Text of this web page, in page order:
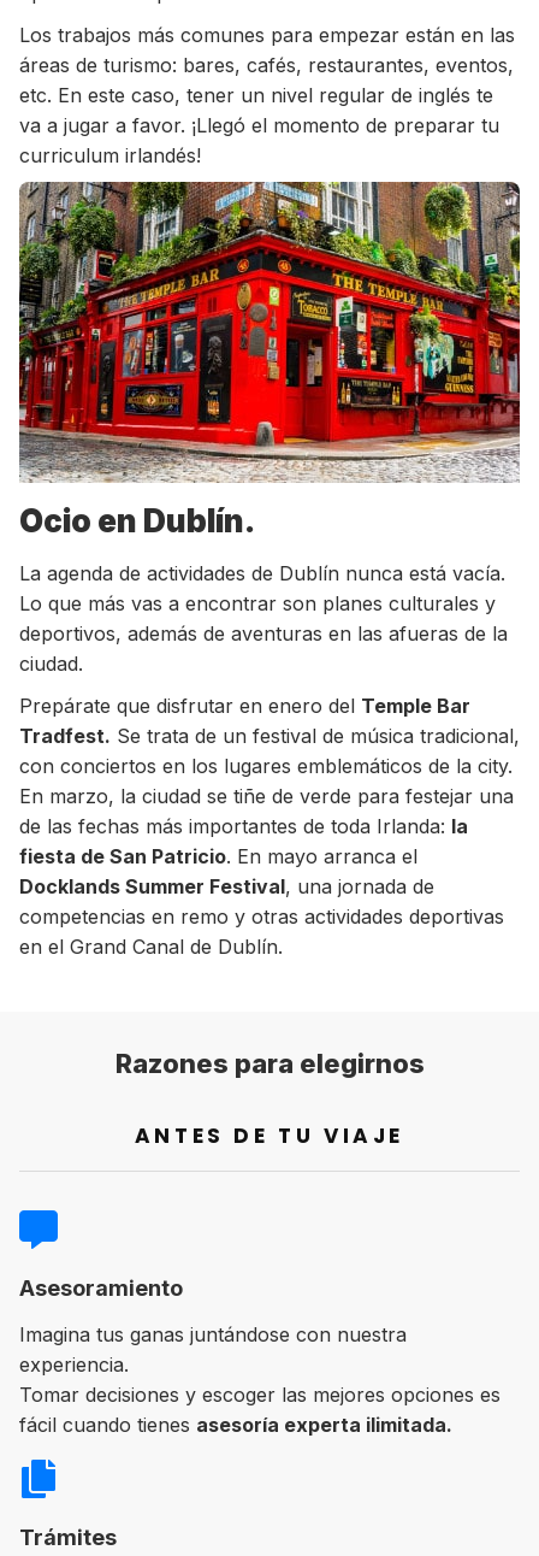
Los trabajos más comunes para empezar están en las
áreas de turismo: bares, cafés, restaurantes, eventos,
etc. En este caso, tener un nivel regular de inglés te
va a jugar a favor. ¡Llegó el momento de preparar tu
curriculum irlandés!
Ocio en Dublín.
La agenda de actividades de Dublín nunca está vacía.
Lo que más vas a encontrar son planes culturales y
deportivos, además de aventuras en las afueras de la
ciudad.
Prepárate que disfrutar en enero del Temple Bar
Tradfest. Se trata de un festival de música tradicional,
con conciertos en los lugares emblemáticos de la city.
En marzo, la ciudad se tiñe de verde para festejar una
de las fechas más importantes de toda Irlanda: la
fiesta de San Patricio. En mayo arranca el
Docklands Summer Festival, una jornada de
competencias en remo y otras actividades deportivas
en el Grand Canal de Dublín.
Razones para elegirnos
ANTES DE TU VIAJE
Asesoramiento
Imagina tus ganas juntándose con nuestra
experiencia.
Tomar decisiones y escoger las mejores opciones es
fácil cuando tienes asesoría experta ilimitada.
Trámites